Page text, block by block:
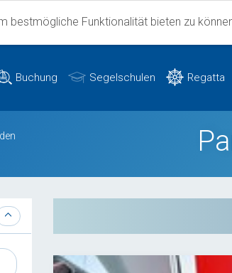
bestmögliche Funktionalität bieten zu
Buchung Segelschulen Regatta